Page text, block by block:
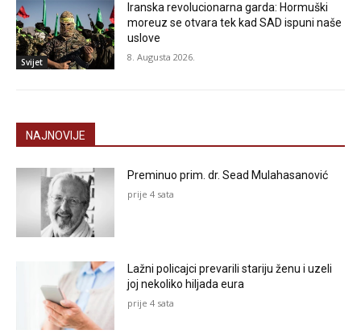
Svijet
Iranska revolucionarna garda: Hormuški
moreuz se otvara tek kad SAD ispuni naše
uslove
8. Augusta 2026.
NAJNOVIJE
Preminuo prim. dr. Sead Mulahasanović
prije 4 sata
Lažni policajci prevarili stariju ženu i uzeli
joj nekoliko hiljada eura
prije 4 sata